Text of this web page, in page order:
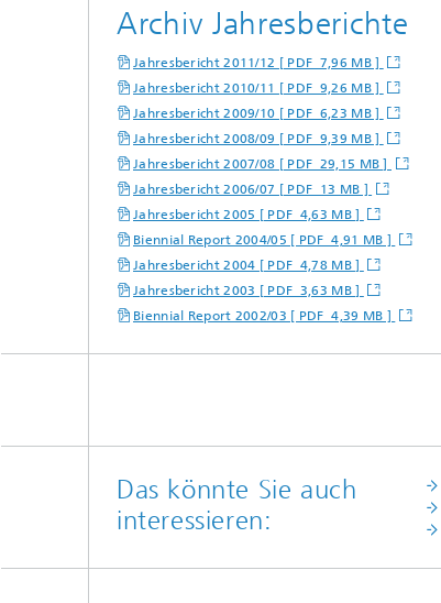
Archiv Jahresberichte
Jahresbericht 2011/12 [ PDF 7,96 MB ]
Jahresbericht 2010/11 [ PDF 9,26 MB ]
Jahresbericht 2009/10 [ PDF 6,23 MB ]
Jahresbericht 2008/09 [ PDF 9,39 MB ]
Jahresbericht 2007/08 [ PDF 29,15 MB ]
Jahresbericht 2006/07 [ PDF 13 MB ]
Jahresbericht 2005 [ PDF 4,63 MB ]
Biennial Report 2004/05 [ PDF 4,91 MB ]
Jahresbericht 2004 [ PDF 4,78 MB ]
Jahresbericht 2003 [ PDF 3,63 MB ]
Biennial Report 2002/03 [ PDF 4,39 MB ]
Das könnte Sie auch
interessieren: